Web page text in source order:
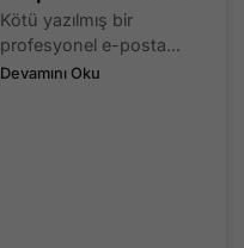
Kötü yazılmış bir
profesyonel e-posta...
Devamını Oku